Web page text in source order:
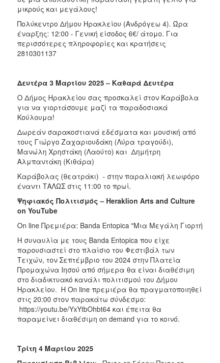
μικρούς και μεγάλους!
Πολύκεντρο Δήμου Ηρακλείου (Ανδρόγεω 4). Ώρα
έναρξης: 12:00 - Γενική είσοδος 6€/ άτομο. Για
περισσότερες πληροφορίες και κρατήσεις
2810301137
Δευτέρα 3 Μαρτίου 2025 – Καθαρά Δευτέρα
Ο Δήμος Ηρακλείου σας προσκαλεί στον Καράβολα
για να γιορτάσουμε μαζί τα παραδοσιακά
Κούλουμα!
Δωρεάν σαρακοστιανά εδέσματα και μουσική από
τους Γιώργο Ζαχαριουδάκη (Λύρα τραγούδι),
Μανώλη Χρηστάκη (Λαούτο) και Δημήτρη
Αλμπαντάκη (Κιθάρα)
Καράβολας (θεατράκι) - στην παραλιακή λεωφόρο
έναντι ΤΑΛΩΣ στις 11:00 το πρωί.
Ψηφιακός Πολιτισμός – Heraklion Arts and Culture
on YouTube
On line Πρεμιέρα: Banda Entopica "Μια Μεγάλη Γιορτή
Η συναυλία με τους Banda Entopica που είχε
παρουσιαστεί στο πλαίσιο του Φεστιβάλ των
Τειχών, τον Σεπτέμβριο του 2024 στην Πλατεία
Προμαχώνα Ιησού από σήμερα θα είναι διαθέσιμη
στο διαδικτυακό κανάλι πολιτισμού του Δήμου
Ηρακλείου. Η On line πρεμιέρα θα πραγματοποιηθεί
στις 20:00 στον παρακάτω σύνδεσμο:
https://youtu.be/YxYtbOhbt64 και έπειτα θα
παραμείνει διαθέσιμη on demand για το κοινό.
Τρίτη 4 Μαρτίου 2025